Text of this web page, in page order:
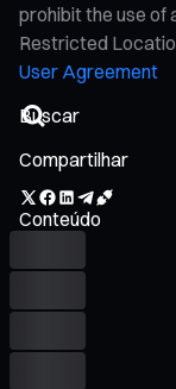
prohibit the use of
Restricted
User Agreement
Compartilhar
Conteúdo